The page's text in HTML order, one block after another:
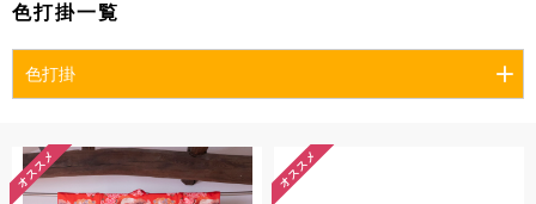
オプション
こだわりポイント
色打掛一覧
色打掛
オススメ オススメ